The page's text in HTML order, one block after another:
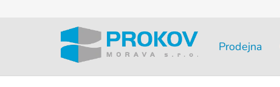
Prodejna